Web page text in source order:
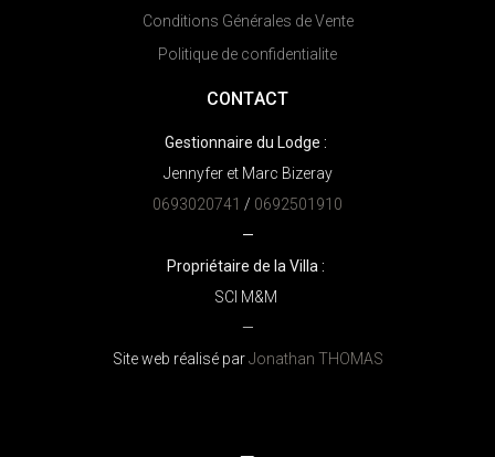
Conditions Générales de Vente
Politique de confidentialite
CONTACT
Gestionnaire du Lodge :
Jennyfer et Marc Bizeray
0693020741 / 0692501910
—
Propriétaire de la Villa :
SCI M&M
—
Site web réalisé parJonathan THOMAS